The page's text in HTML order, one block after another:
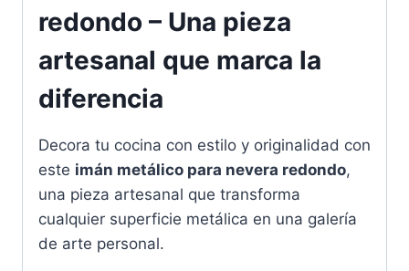
redondo – Una pieza
artesanal que marca la
diferencia
Decora tu cocina con estilo y originalidad con
este imán metálico para nevera redondo,
una pieza artesanal que transforma
cualquier superficie metálica en una galería
de arte personal.